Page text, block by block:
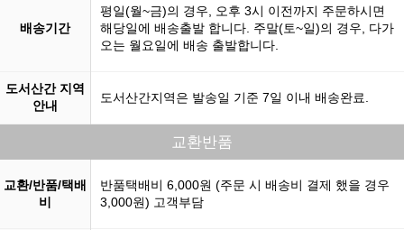
배송기간
평일(월~금)의 경우, 오후 3시 이전까지 주문하시면
해당일에 배송출발 합니다. 주말(토~일)의 경우, 다가
오는 월요일에 배송 출발합니다.
도서산간 지역
안내
도서산간지역은 발송일 기준 7일 이내 배송완료.
교환반품
교환/반품/택배
비
반품택배비 6,000원 (주문 시 배송비 결제 했을 경우
3,000원) 고객부담